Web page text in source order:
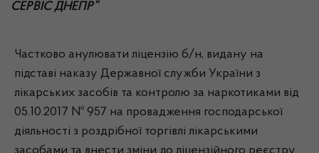
СЕРВІС ДНЕПР”
Частково анулювати ліцензію б/н, видану на
підставі наказу Державної служби України з
лікарських засобів та контролю за наркотиками від
05.10.2017 № 957 на провадження господарської
діяльності з роздрібної торгівлі лікарськими